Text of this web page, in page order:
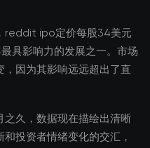
reddit ipo定价每股34美元
具影响力的发展之一。市场
因为其影响远远超出了直
久，数据现在描绘出清晰
投资者情绪变化的交汇，